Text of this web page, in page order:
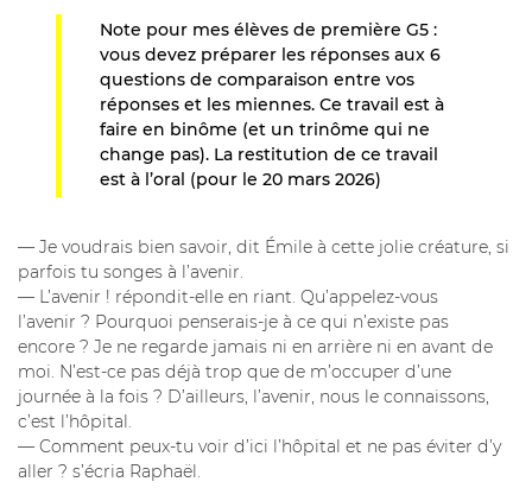
Note pour mes élèves de première G5 :
vous devez préparer les réponses aux 6
questions de comparaison entre vos
réponses et les miennes. Ce travail est à
faire en binôme (et un trinôme qui ne
change pas). La restitution de ce travail
est à l’oral (pour le 20 mars 2026)
— Je voudrais bien savoir, dit Émile à cette jolie créature, si
parfois tu songes à l’avenir.
— L’avenir ! répondit-elle en riant. Qu’appelez-vous
l’avenir ? Pourquoi penserais-je à ce qui n’existe pas
encore ? Je ne regarde jamais ni en arrière ni en avant de
moi. N’est-ce pas déjà trop que de m’occuper d’une
journée à la fois ? D’ailleurs, l’avenir, nous le connaissons,
c’est l’hôpital.
— Comment peux-tu voir d’ici l’hôpital et ne pas éviter d’y
aller ? s’écria Raphaël.